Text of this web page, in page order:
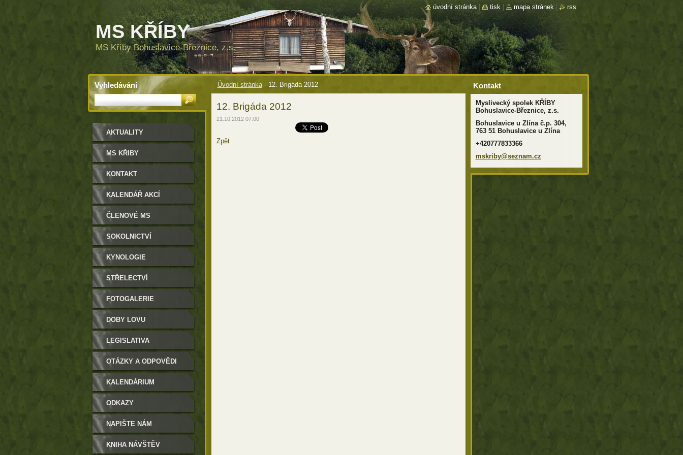
MS KŘÍBY
MS Kříby Bohuslavice-Březnice, z.s.
Úvodní stránka - 12. Brigáda 2012
12. Brigáda 2012
21.10.2012 07:00
Zpět
AKTUALITY
MS KŘIBY
KONTAKT
KALENDÁŘ AKCÍ
ČLENOVÉ MS
SOKOLNICTVÍ
KYNOLOGIE
STŘELECTVÍ
FOTOGALERIE
DOBY LOVU
LEGISLATIVA
OTÁZKY A ODPOVĚDI
KALENDÁRIUM
ODKAZY
NAPIŠTE NÁM
KNIHA NÁVŠTĚV
Kontakt
Myslivecký spolek KŘÍBY
Bohuslavice-Březnice, z.s.
Bohuslavice u Zlína č.p. 304,
763 51 Bohuslavice u Zlína
+420777833366
mskriby@seznam.cz
Vyhledávání
úvodní stránka tisk mapa stránek rss